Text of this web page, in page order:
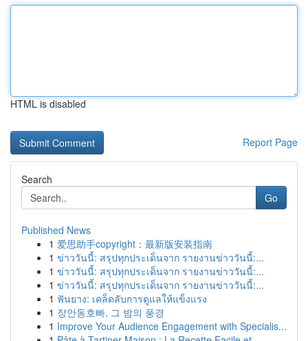
HTML is disabled
Report Page
Search
Go
Published News
1 爱思助手copyright：最新版安装指南
1 ข่าววันนี้: สรุปทุกประเด็นจาก รายงานข่าววันนี้:...
1 ข่าววันนี้: สรุปทุกประเด็นจาก รายงานข่าววันนี้:...
1 ข่าววันนี้: สรุปทุกประเด็นจาก รายงานข่าววันนี้:...
1 ฟันยาง: เคล็ดลับการดูแลให้แข็งแรง
1 장안동호빠, 그 밤의 풍경
1 Improve Your Audience Engagement with Specialis...